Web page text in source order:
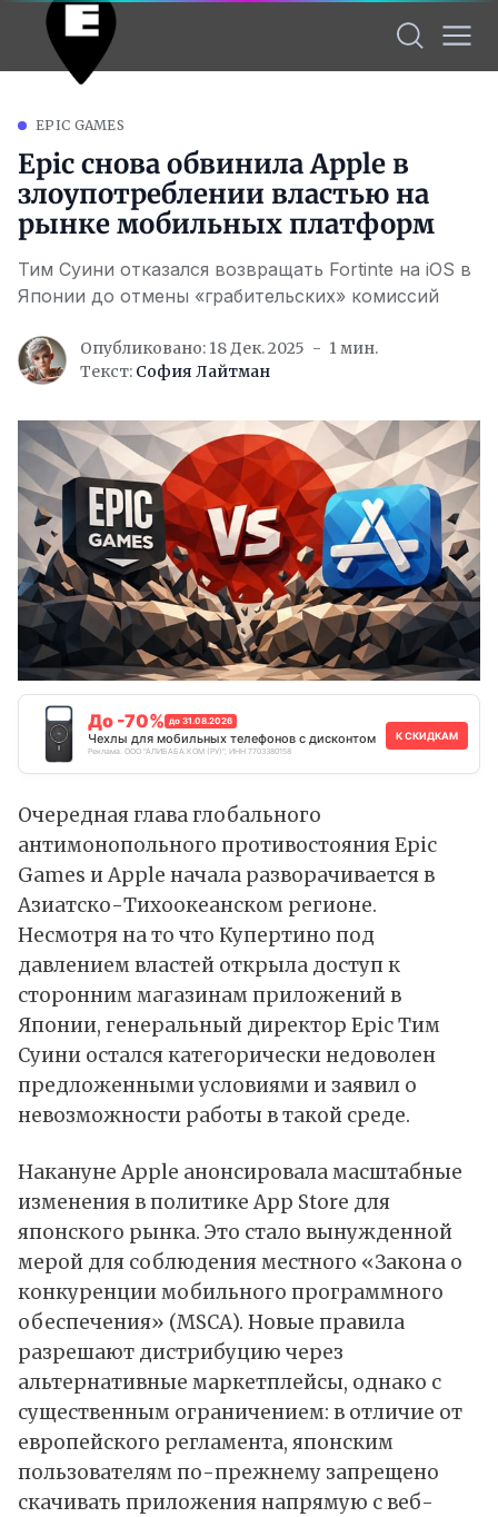
EPIC GAMES
Epic снова обвинила Apple в
злоупотреблении властью на
рынке мобильных платформ
Тим Суини отказался возвращать Fortinte на iOS в
Японии до отмены «грабительских» комиссий
Опубликовано: 18 Дек. 2025
1 мин.
Текст: София Лайтман
До -70% до 31.08.2026
Чехлы для мобильных телефонов с дисконтом
Реклама. ООО "АЛИБАБА.КОМ (РУ)", ИНН 7703380158
К СКИДКАМ
Очередная глава глобального
антимонопольного противостояния Epic
Games и Apple начала разворачивается в
Азиатско-Тихоокеанском регионе.
Несмотря на то что Купертино под
давлением властей открыла доступк
сторонним магазинам приложений в
Японии, генеральный директор Epic Тим
Суини остался категорически недоволен
предложенными условиями и заявил о
невозможности работы в такой среде.
Накануне Apple анонсировала масштабные
изменения в политике App Store для
японского рынка. Это стало вынужденной
мерой для соблюдения местного «Закона о
конкуренции мобильного программного
обеспечения» (MSCA). Новые правила
разрешают дистрибуцию через
альтернативные маркетплейсы, однако с
существенным ограничением: в отличие от
европейского регламента, японским
пользователям по-прежнему запрещено
скачивать приложения напрямую с веб-